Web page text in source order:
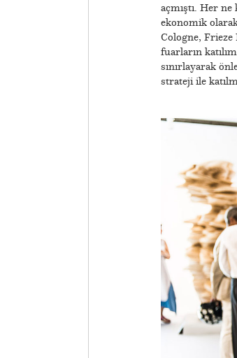
açmıştı. Her
ekonomik
Cologne, Frieze
fuarların
sınırlayarak
strateji ile